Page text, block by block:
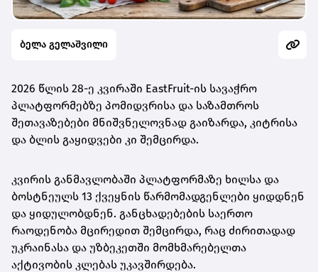
ბელა გელაშვილი
2026 წლის 28-ე კვირაში EastFruit-ის სავაჭრო
პლატფორმებზე პომიდვრისა და საზამთროს
შეთავაზებები მნიშვნელოვნად გაიზარდა, კიტრისა
და ბლის გაყიდვები კი შემცირდა.
კვირის განმავლობაში პლატფორმაზე ხილსა და
ბოსტნეულს 13 ქვეყნის წარმომადგენლები ყიდდნენ
და ყიდულობდნენ. განცხადებების საერთო
რაოდენობა მცირედით შემცირდა, რაც ძირითადად
უკრაინასა და უზბეკეთში მომხმარებელთა
აქტივობის კლებას უკავშირდება.